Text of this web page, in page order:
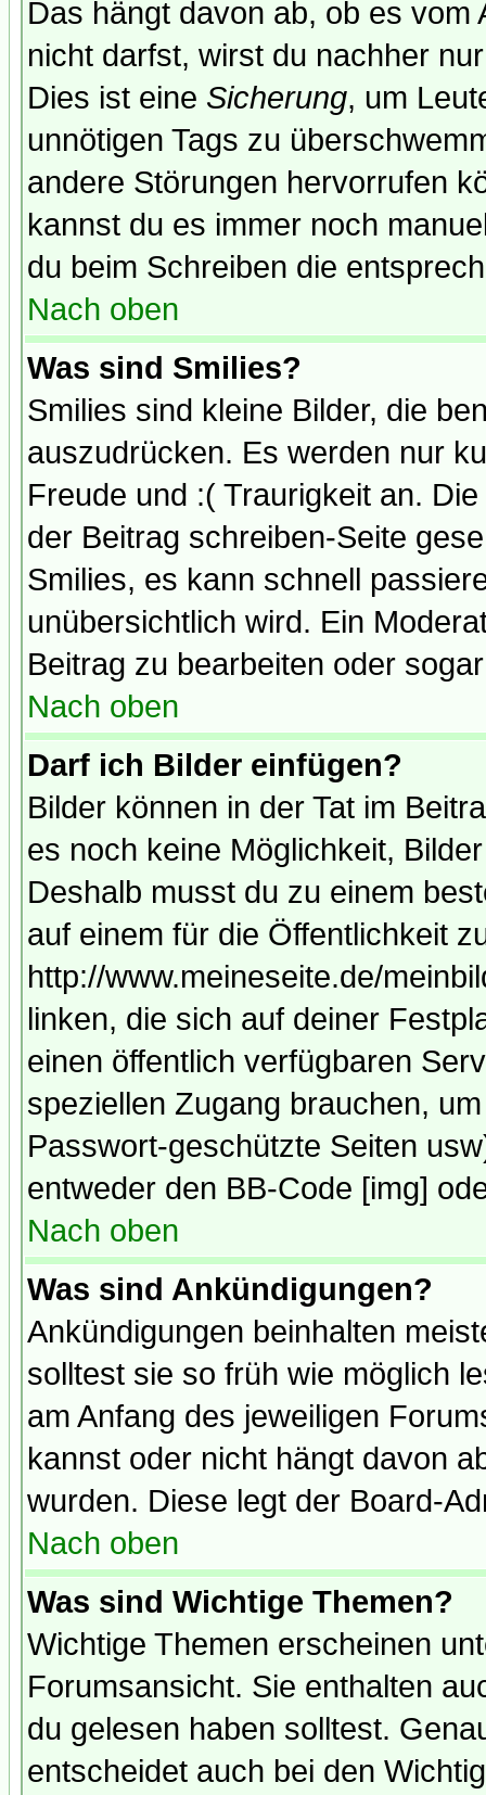
Das hängt davon ab, ob es
nicht darfst, wirst du nachher
Dies ist eine Sicherung, um
unnötigen Tags zu
andere Störungen hervorrufen
kannst du es immer noch
du beim Schreiben die
Nach oben
Was sind Smilies?
Smilies sind kleine Bilder, die
auszudrücken. Es werden nur
Freude und :( Traurigkeit an.
der Beitrag schreiben-Seite
Smilies, es kann schnell
unübersichtlich wird. Ein
Beitrag zu bearbeiten oder
Nach oben
Darf ich Bilder einfügen?
Bilder können in der Tat im
es noch keine Möglichkeit,
Deshalb musst du zu einem
auf einem für die Öffentlichkeit
http://www.meineseite.de/
linken, die sich auf deiner
einen öffentlich verfügbaren
speziellen Zugang brauchen,
Passwort-geschützte Seiten
entweder den BB-Code [img]
Nach oben
Was sind Ankündigungen?
Ankündigungen beinhalten
solltest sie so früh wie möglich
am Anfang des jeweiligen
kannst oder nicht hängt davon
wurden. Diese legt der Board-
Nach oben
Was sind Wichtige Themen?
Wichtige Themen erscheinen
Forumsansicht. Sie enthalten
du gelesen haben solltest.
entscheidet auch bei den